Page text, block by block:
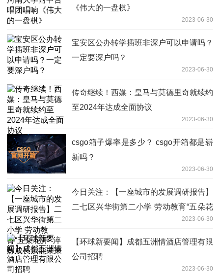
《伟大的一盘棋》
2023-06-30
宝安区公办转学插班非深户可以申请吗？
一定要深户吗？
2023-06-30
传奇继续！西媒：皇马与莫德里奇就续约
至2024年达成全面协议
2023-06-30
csgo箱子爆率是多少？ csgo开箱都是崭
新吗？
2023-06-30
今日关注：【一座城市的发展调研报告】
二七区兴华街第二小学 劳动教育“五朵花
2023-06-30
【环球新要闻】成都五洲情酒店管理有限
公司招聘
2023-06-30